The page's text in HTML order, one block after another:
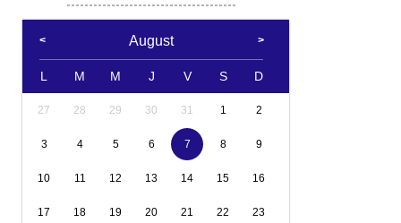
August
L M M J V S D
27 28 29 30 31 1 2
3 4 5 6 7 8 9
10 11 12 13 14 15 16
17 18 19 20 21 22 23